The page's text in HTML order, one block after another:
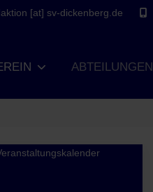
[at] sv-dickenberg.de
ABTEILUNGEN